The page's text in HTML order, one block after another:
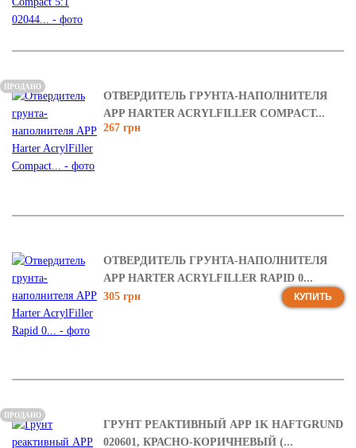
ОТВЕРДИТЕЛЬ ГРУНТА-НАПОЛНИТЕЛЯ
APP HARTER ACRYLFILLER COMPACT...
267 грн
ПРОДАНО
ОТВЕРДИТЕЛЬ ГРУНТА-НАПОЛНИТЕЛЯ
APP HARTER ACRYLFILLER RAPID 0...
305 грн
КУПИТЬ
ГРУНТ РЕАКТИВНЫЙ APP 1K HAFTGRUND
020601, КРАСНО-КОРИЧНЕВЫЙ (...
ПРОДАНО